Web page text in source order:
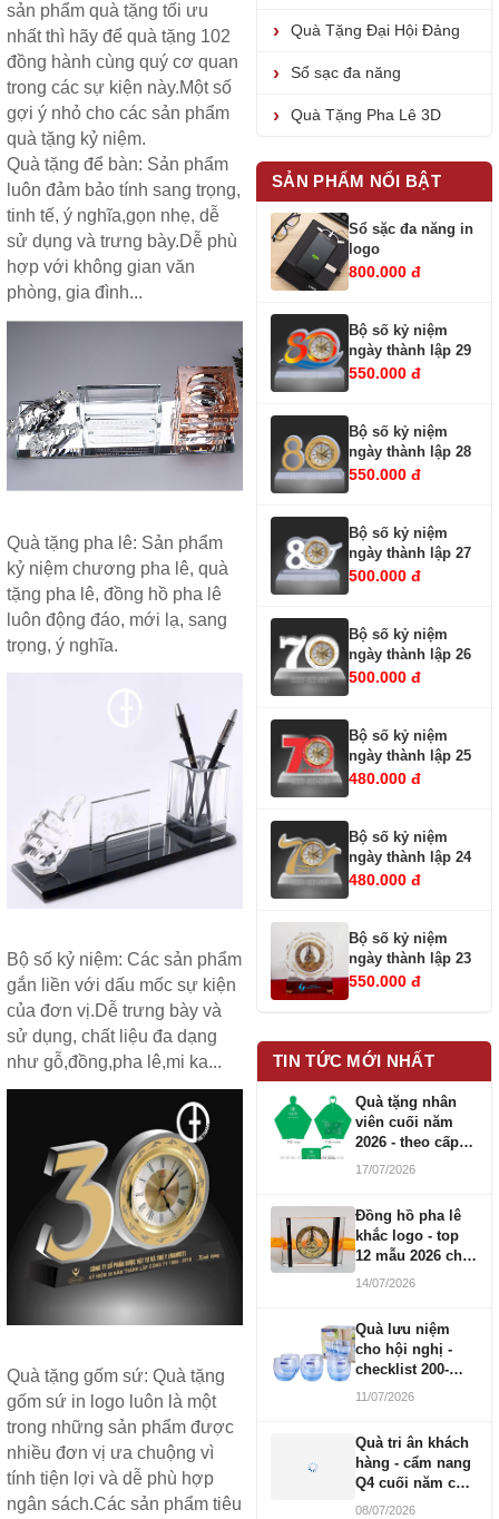
sản phẩm quà tặng tối ưu
nhất thì hãy để quà tặng 102
đồng hành cùng quý cơ quan
trong các sự kiện này.Một số
gợi ý nhỏ cho các sản phẩm
quà tặng kỷ niệm.
Quà tặng để bàn: Sản phẩm
luôn đảm bảo tính sang trọng,
tinh tế, ý nghĩa,gọn nhẹ, dễ
sử dụng và trưng bày.Dễ phù
hợp với không gian văn
phòng, gia đình...
Quà tặng pha lê: Sản phẩm
kỷ niệm chương pha lê, quà
tặng pha lê, đồng hồ pha lê
luôn động đáo, mới lạ, sang
trọng, ý nghĩa.
Bộ số kỷ niệm: Các sản phẩm
gắn liền với dấu mốc sự kiện
của đơn vị.Dễ trưng bày và
sử dụng, chất liệu đa dạng
như gỗ,đồng,pha lê,mi ka...
Quà tặng gốm sứ: Quà tặng
gốm sứ in logo luôn là một
trong những sản phẩm được
nhiều đơn vị ưa chuộng vì
tính tiện lợi và dễ phù hợp
ngân sách.Các sản phẩm tiêu
Quà Tặng Đại Hội Đảng
Sổ sạc đa năng
Quà Tặng Pha Lê 3D
SẢN PHẨM NỔI BẬT
Sổ sặc đa năng in
logo
800.000 đ
Bộ số kỷ niệm
ngày thành lập 29
550.000 đ
Bộ số kỷ niệm
ngày thành lập 28
550.000 đ
Bộ số kỷ niệm
ngày thành lập 27
500.000 đ
Bộ số kỷ niệm
ngày thành lập 26
500.000 đ
Bộ số kỷ niệm
ngày thành lập 25
480.000 đ
Bộ số kỷ niệm
ngày thành lập 24
480.000 đ
Bộ số kỷ niệm
ngày thành lập 23
550.000 đ
TIN TỨC MỚI NHẤT
Quà tặng nhân
viên cuối năm
2026 - theo cấp
bậc CBNV
17/07/2026
Đồng hồ pha lê
khắc logo - top
12 mẫu 2026 cho
doanh nghiệp
14/07/2026
Quà lưu niệm
cho hội nghị -
checklist 200-
1000 người
11/07/2026
Quà tri ân khách
hàng - cẩm nang
Q4 cuối năm cho
doanh nghiệp
08/07/2026